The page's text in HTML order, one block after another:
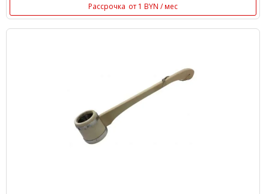
Рассрочка от 1 BYN / мес